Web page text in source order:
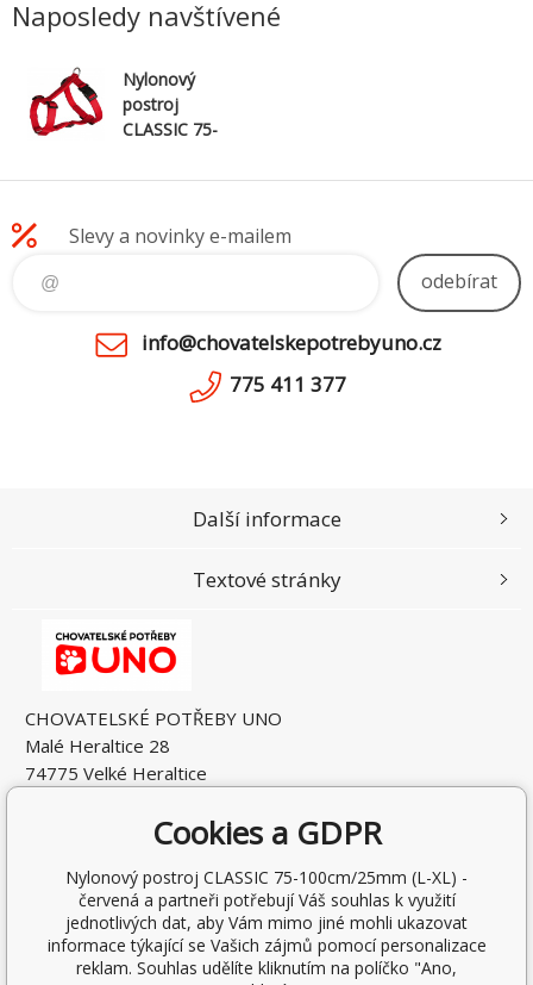
Naposledy navštívené
Nylonový
postroj
CLASSIC 75-
(L-XL) -
Slevy a novinky e-mailem
odebírat
info@chovatelskepotrebyuno.cz
775 411 377
CHOVATELSKÉ POTŘEBY UNO
Malé Heraltice 28
74775 Velké Heraltice
Další informace
Textové stránky
Cookies a GDPR
Nylonový postroj CLASSIC 75-100cm/25mm (L-XL) -
červená a partneři potřebují Váš souhlas k využití
jednotlivých dat, aby Vám mimo jiné mohli ukazovat
informace týkající se Vašich zájmů pomocí personalizace
reklam. Souhlas udělíte kliknutím na políčko "Ano,